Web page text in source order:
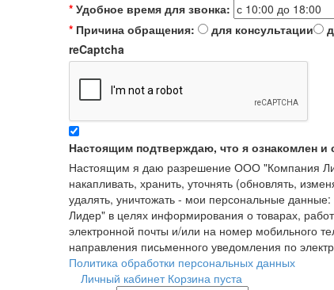
* Удобное время для звонка:
* Причина обращения: для консультации
reCaptcha
Настоящим подтверждаю, что я ознакомлен
Настоящим я даю разрешение ООО "Компания
накапливать, хранить, уточнять (обновлять,
удалять, уничтожать - мои персональные
Лидер" в целях информирования о товарах,
электронной почты и/или на номер мобильного
направления письменного уведомления по
Политика обработки персональных данных
Личный кабинет Корзина пуста